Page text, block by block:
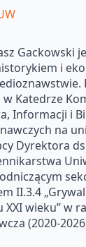
Gackowski
i
Katedrze
Informacji i
na
Dyrektora
II.3.4
XXI wieku” w
(2020-